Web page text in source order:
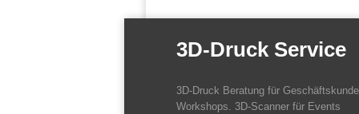
3D-Druck Service
3D-Druck Beratung für
Workshops. 3D-Scanner für Events